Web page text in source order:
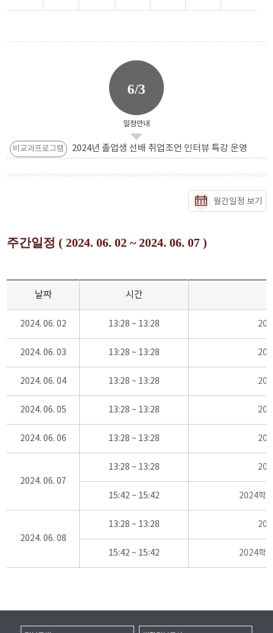
6/3
일정안내
비교과프로그램 2024년 졸업생 선배 취업조언 인터뷰 특강 운영
월간일정 보기
주간일정 ( 2024. 06. 02 ~ 2024. 06. 07 )
날짜 시간
2024. 06. 02 13:28 ~ 13:28
2024. 06. 03 13:28 ~ 13:28
2024. 06. 04 13:28 ~ 13:28
2024. 06. 05 13:28 ~ 13:28
2024. 06. 06 13:28 ~ 13:28
2024. 06. 07
13:28 ~ 13:28
15:42 ~ 15:42 2024학
2024. 06. 08
13:28 ~ 13:28
15:42 ~ 15:42 2024학